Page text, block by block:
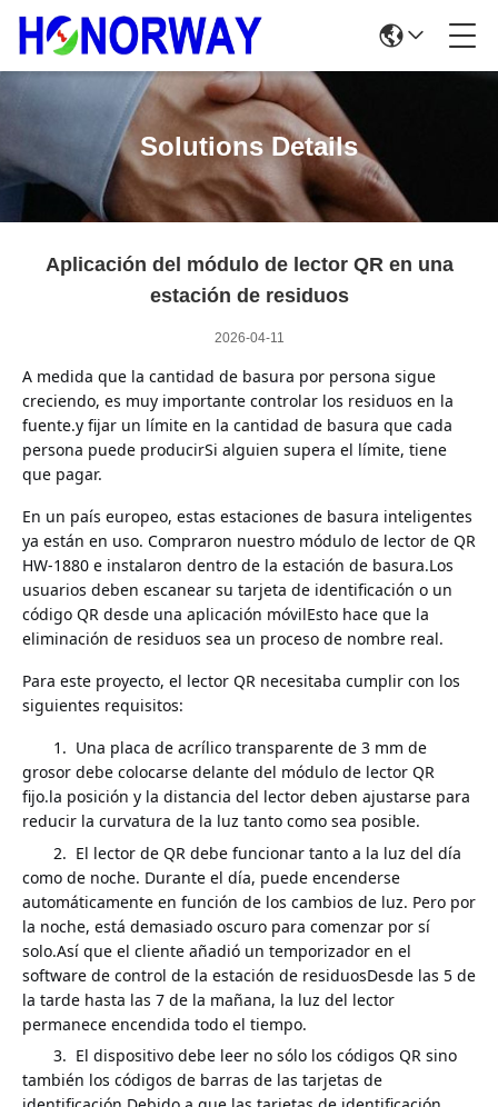
Solutions Details
Aplicación del módulo de lector QR en una
estación de residuos
2026-04-11
A medida que la cantidad de basura por persona sigue
creciendo, es muy importante controlar los residuos en la
fuente.y fijar un límite en la cantidad de basura que cada
persona puede producirSi alguien supera el límite, tiene
que pagar.
En un país europeo, estas estaciones de basura inteligentes
ya están en uso. Compraron nuestro módulo de lector de QR
HW-1880 e instalaron dentro de la estación de basura.Los
usuarios deben escanear su tarjeta de identificación o un
código QR desde una aplicación móvilEsto hace que la
eliminación de residuos sea un proceso de nombre real.
Para este proyecto, el lector QR necesitaba cumplir con los
siguientes requisitos:
1. Una placa de acrílico transparente de 3 mm de
grosor debe colocarse delante del módulo de lector QR
fijo.la posición y la distancia del lector deben ajustarse para
reducir la curvatura de la luz tanto como sea posible.
2. El lector de QR debe funcionar tanto a la luz del día
como de noche. Durante el día, puede encenderse
automáticamente en función de los cambios de luz. Pero por
la noche, está demasiado oscuro para comenzar por sí
solo.Así que el cliente añadió un temporizador en el
software de control de la estación de residuosDesde las 5 de
la tarde hasta las 7 de la mañana, la luz del lector
permanece encendida todo el tiempo.
3. El dispositivo debe leer no sólo los códigos QR sino
también los códigos de barras de las tarjetas de